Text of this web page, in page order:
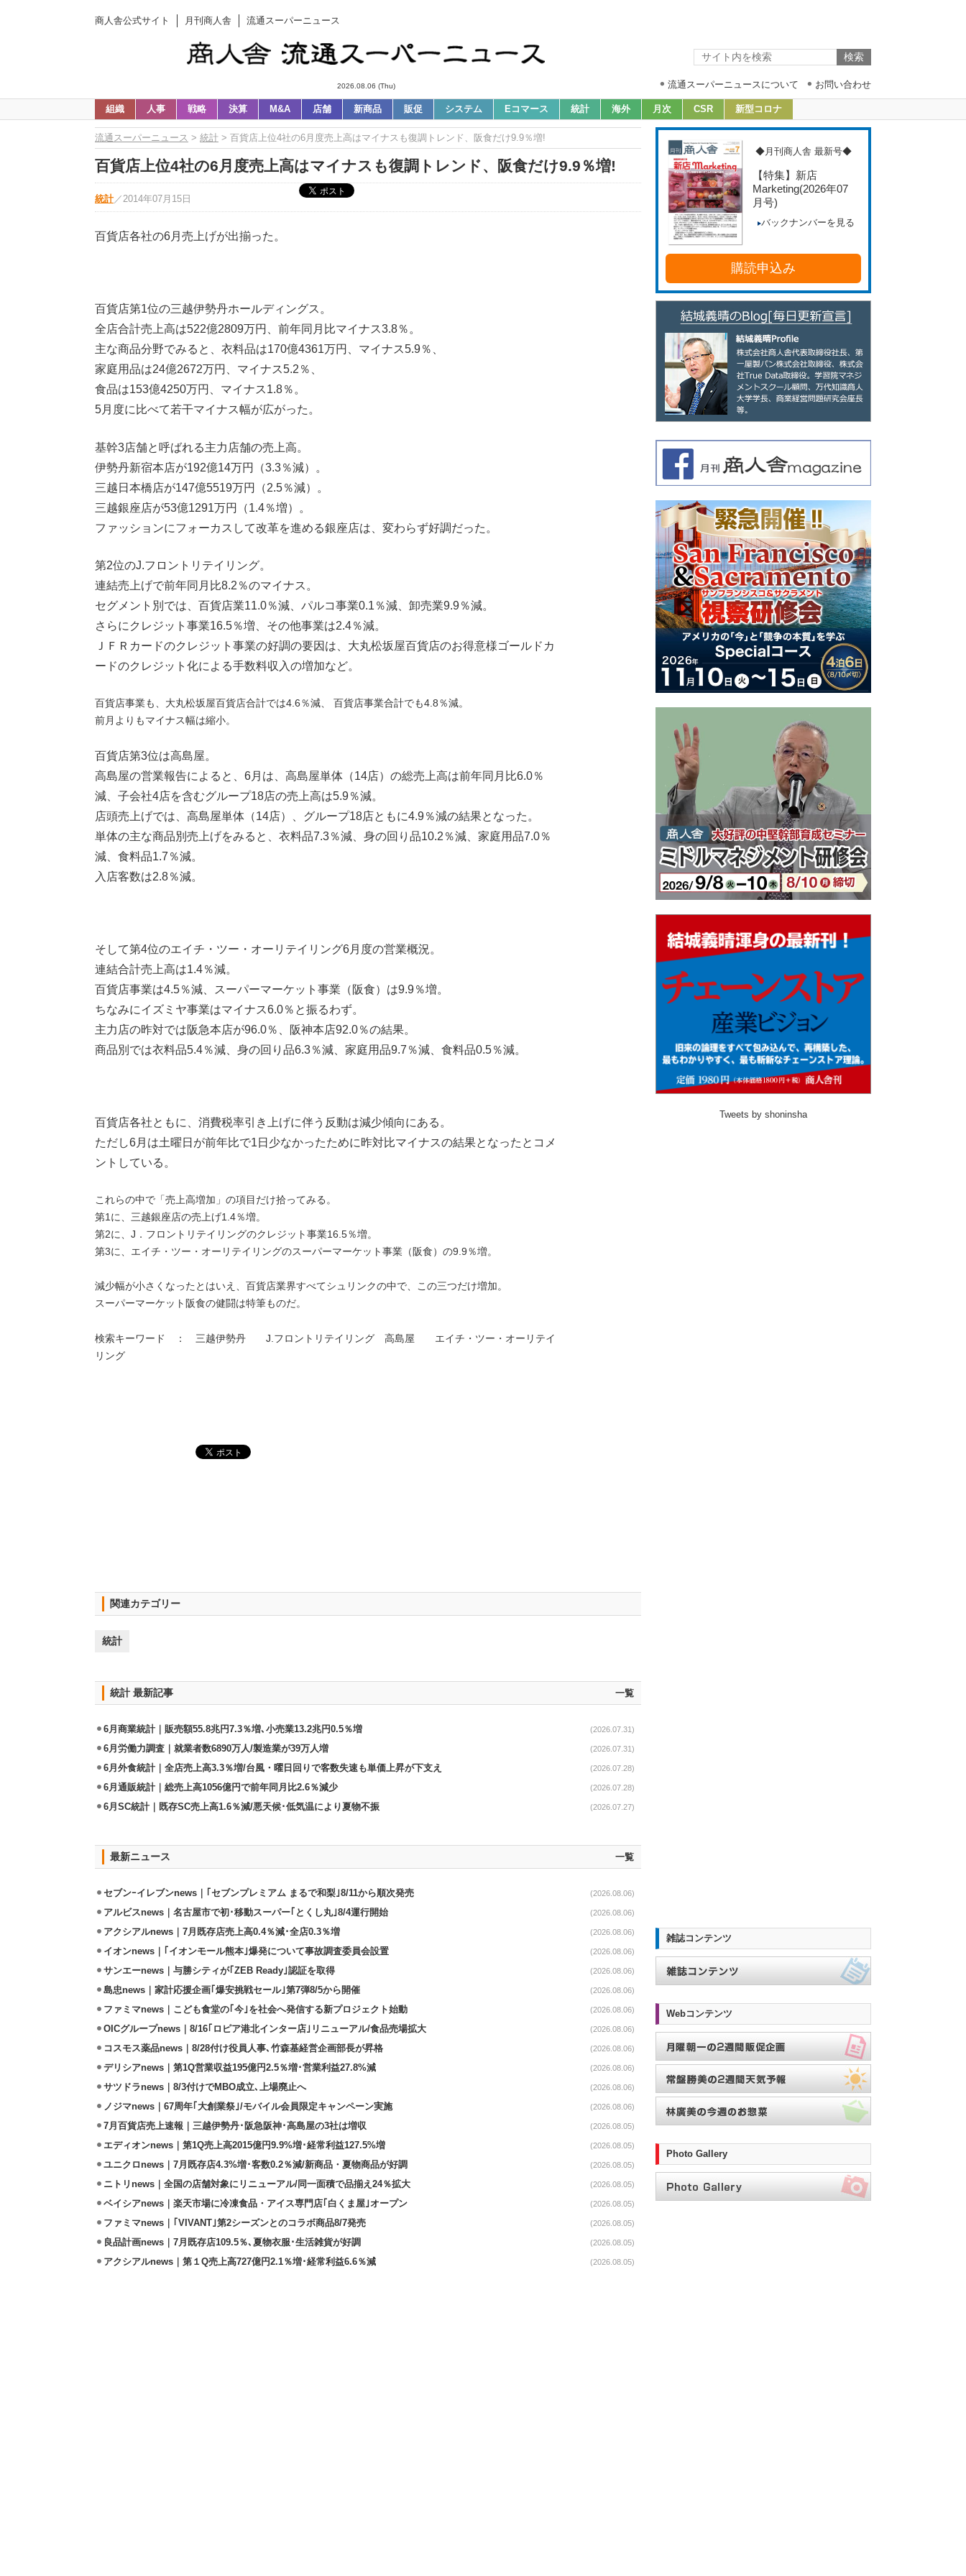
商人舎公式サイト 月刊商人舎 流通スーパーニュース
2026.08.06 (Thu) 流通スーパーニュースについて お問い合わせ
組織 人事 戦略 決算 M&A 店舗 新商品 販促 システム Eコマース 統計 海外 月次 CSR 新型コロナ
流通スーパーニュース > 統計 > 百貨店上位4社の6月度売上高はマイナスも復調トレンド、阪食だけ9.9％増!
百貨店上位4社の6月度売上高はマイナスも復調トレンド、阪食だけ9.9％増!
統計 ／ 2014年07月15日
百貨店各社の6月売上げが出揃った。
百貨店第1位の三越伊勢丹ホールディングス。
全店合計売上高は522億2809万円、前年同月比マイナス3.8％。
主な商品分野でみると、衣料品は170億4361万円、マイナス5.9％、
家庭用品は24億2672万円、マイナス5.2％、
食品は153億4250万円、マイナス1.8％。
5月度に比べて若干マイナス幅が広がった。
基幹3店舗と呼ばれる主力店舗の売上高。
伊勢丹新宿本店が192億14万円（3.3％減）。
三越日本橋店が147億5519万円（2.5％減）。
三越銀座店が53億1291万円（1.4％増）。
ファッションにフォーカスして改革を進める銀座店は、変わらず好調だった。
第2位のJ.フロントリテイリング。
連結売上げで前年同月比8.2％のマイナス。
セグメント別では、百貨店業11.0％減、パルコ事業0.1％減、卸売業9.9％減。
さらにクレジット事業16.5％増、その他事業は2.4％減。
ＪＦＲカードのクレジット事業の好調の要因は、大丸松坂屋百貨店のお得意様ゴールドカ
ードのクレジット化による手数料収入の増加など。
百貨店事業も、大丸松坂屋百貨店合計では4.6％減、 百貨店事業合計でも4.8％減。
前月よりもマイナス幅は縮小。
百貨店第3位は高島屋。
高島屋の営業報告によると、6月は、高島屋単体（14店）の総売上高は前年同月比6.0％
減、子会社4店を含むグループ18店の売上高は5.9％減。
店頭売上げでは、高島屋単体（14店）、グループ18店ともに4.9％減の結果となった。
単体の主な商品別売上げをみると、衣料品7.3％減、身の回り品10.2％減、家庭用品7.0％
減、食料品1.7％減。
入店客数は2.8％減。
そして第4位のエイチ・ツー・オーリテイリング6月度の営業概況。
連結合計売上高は1.4％減。
百貨店事業は4.5％減、スーパーマーケット事業（阪食）は9.9％増。
ちなみにイズミヤ事業はマイナス6.0％と振るわず。
主力店の昨対では阪急本店が96.0％、阪神本店92.0％の結果。
商品別では衣料品5.4％減、身の回り品6.3％減、家庭用品9.7％減、食料品0.5％減。
百貨店各社ともに、消費税率引き上げに伴う反動は減少傾向にある。
ただし6月は土曜日が前年比で1日少なかったために昨対比マイナスの結果となったとコメ
ントしている。
これらの中で「売上高増加」の項目だけ拾ってみる。
第1に、三越銀座店の売上げ1.4％増。
第2に、J．フロントリテイリングのクレジット事業16.5％増。
第3に、エイチ・ツー・オーリテイリングのスーパーマーケット事業（阪食）の9.9％増。
減少幅が小さくなったとはいえ、百貨店業界すべてシュリンクの中で、この三つだけ増加。
スーパーマーケット阪食の健闘は特筆ものだ。
検索キーワード ： 三越伊勢丹 J.フロントリテイリング 高島屋 エイチ・ツー・オーリテイ
リング
関連カテゴリー
統計
統計 最新記事 一覧
6月商業統計｜販売額55.8兆円7.3％増､小売業13.2兆円0.5％増 (2026.07.31)
6月労働力調査｜就業者数6890万人/製造業が39万人増 (2026.07.31)
6月外食統計｜全店売上高3.3％増/台風・曜日回りで客数失速も単価上昇が下支え (2026.07.28)
6月通販統計｜総売上高1056億円で前年同月比2.6％減少 (2026.07.28)
6月SC統計｜既存SC売上高1.6％減/悪天候･低気温により夏物不振 (2026.07.27)
最新ニュース 一覧
セブンｰイレブンnews｜｢セブンプレミアム まるで和梨｣8/11から順次発売 (2026.08.06)
アルビスnews｜名古屋市で初･移動スーパー｢とくし丸｣8/4運行開始 (2026.08.06)
アクシアルnews｜7月既存店売上高0.4％減･全店0.3％増 (2026.08.06)
イオンnews｜｢イオンモール熊本｣爆発について事故調査委員会設置 (2026.08.06)
サンエーnews｜与勝シティが｢ZEB Ready｣認証を取得 (2026.08.06)
島忠news｜家計応援企画｢爆安挑戦セール｣第7弾8/5から開催 (2026.08.06)
ファミマnews｜こども食堂の｢今｣を社会へ発信する新プロジェクト始動 (2026.08.06)
OICグループnews｜8/16｢ロピア港北インター店｣リニューアル/食品売場拡大 (2026.08.06)
コスモス薬品news｜8/28付け役員人事､竹森基経営企画部長が昇格 (2026.08.06)
デリシアnews｜第1Q営業収益195億円2.5％増･営業利益27.8%減 (2026.08.06)
サツドラnews｜8/3付けでMBO成立､上場廃止へ (2026.08.06)
ノジマnews｜67周年｢大創業祭｣/モバイル会員限定キャンペーン実施 (2026.08.06)
7月百貨店売上速報｜三越伊勢丹･阪急阪神･高島屋の3社は増収 (2026.08.05)
エディオンnews｜第1Q売上高2015億円9.9%増･経常利益127.5%増 (2026.08.05)
ユニクロnews｜7月既存店4.3%増･客数0.2％減/新商品・夏物商品が好調 (2026.08.05)
ニトリnews｜全国の店舗対象にリニューアル/同一面積で品揃え24％拡大 (2026.08.05)
ベイシアnews｜楽天市場に冷凍食品・アイス専門店｢白くま屋｣オープン (2026.08.05)
ファミマnews｜｢VIVANT｣第2シーズンとのコラボ商品8/7発売 (2026.08.05)
良品計画news｜7月既存店109.5％､夏物衣服･生活雑貨が好調 (2026.08.05)
アクシアルnews｜第１Q売上高727億円2.1％増･経常利益6.6％減 (2026.08.05)
◆月刊商人舎 最新号◆
【特集】新店
Marketing(2026年07
月号)
バックナンバーを見る
購読申込み
Tweets by shoninsha
雑誌コンテンツ
Webコンテンツ
Photo Gallery